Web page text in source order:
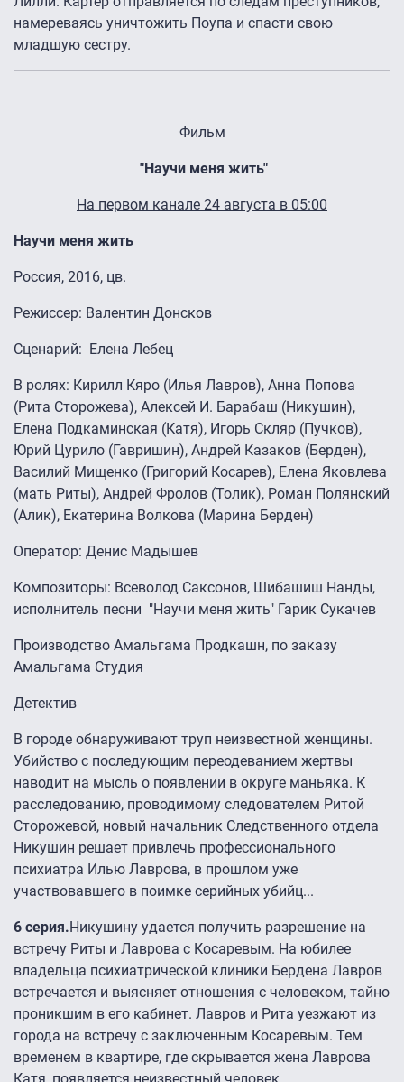
намереваясь уничтожить Поупа и спасти свою
младшую сестру.
Фильм
"Научи меня жить"
На первом канале 24 августа в 05:00
Научи меня жить
Россия, 2016, цв.
Режиссер: Валентин Донсков
Сценарий: Елена Лебец
В ролях: Кирилл Кяро (Илья Лавров), Анна Попова
(Рита Сторожева), Алексей И. Барабаш (Никушин),
Елена Подкаминская (Катя), Игорь Скляр (Пучков),
Юрий Цурило (Гавришин), Андрей Казаков (Берден),
Василий Мищенко (Григорий Косарев), Елена Яковлева
(мать Риты), Андрей Фролов (Толик), Роман Полянский
(Алик), Екатерина Волкова (Марина Берден)
Оператор: Денис Мадышев
Композиторы: Всеволод Саксонов, Шибашиш Нанды,
исполнитель песни "Научи меня жить" Гарик Сукачев
Производство Амальгама Продкашн, по заказу
Амальгама Студия
Детектив
В городе обнаруживают труп неизвестной женщины.
Убийство с последующим переодеванием жертвы
наводит на мысль о появлении в округе маньяка. К
расследованию, проводимому следователем Ритой
Сторожевой, новый начальник Следственного отдела
Никушин решает привлечь профессионального
психиатра Илью Лаврова, в прошлом уже
участвовавшего в поимке серийных убийц...
6 серия.Никушину удается получить разрешение на
встречу Риты и Лаврова с Косаревым. На юбилее
владельца психиатрической клиники Бердена Лавров
встречается и выясняет отношения с человеком, тайно
проникшим в его кабинет. Лавров и Рита уезжают из
города на встречу с заключенным Косаревым. Тем
временем в квартире, где скрывается жена Лаврова